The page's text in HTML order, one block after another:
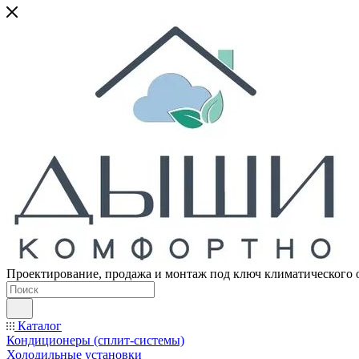
Проектирование, продажа и монтаж под ключ климатического
Каталог
Кондиционеры (сплит-системы)
Холодильные установки